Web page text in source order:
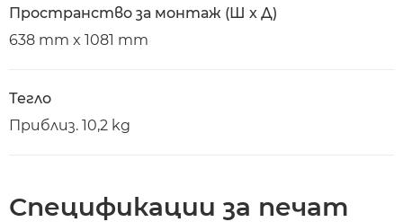
Пространство за монтаж (Ш x Д)
638 mm x 1081 mm
Тегло
Приблиз. 10,2 kg
Спецификации за печат